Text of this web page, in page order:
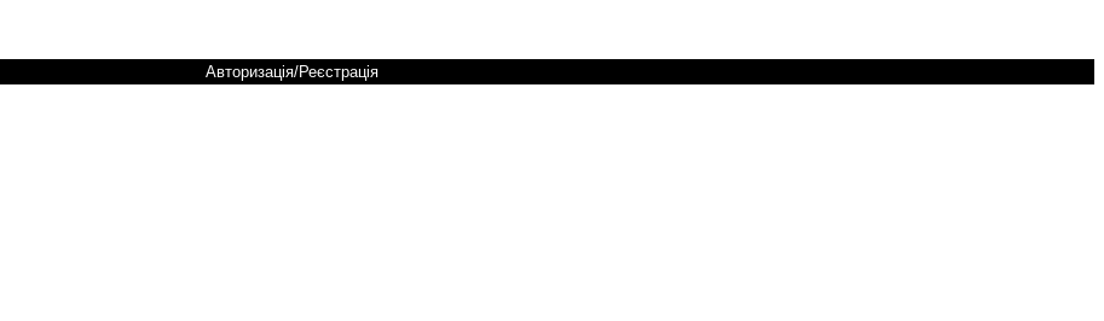
Авторизація/Реєстрація